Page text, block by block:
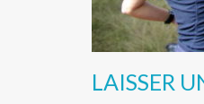
LAISSER